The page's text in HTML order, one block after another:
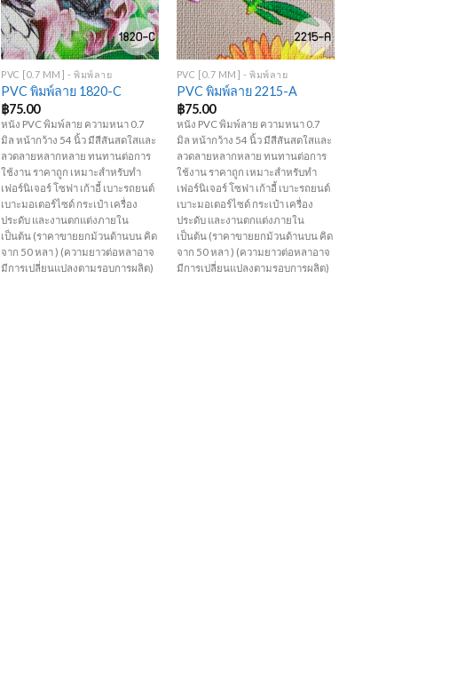
+
PVC [0.7 MM] - พิมพ์ลาย
PVC พิมพ์ลาย 1820-C
฿75.00
หนัง PVC พิมพ์ลาย ความหนา 0.7
มิล หน้ากว้าง 54 นิ้ว มีสีสันสดใสและ
ลวดลายหลากหลาย ทนทานต่อการ
ใช้งาน ราคาถูก เหมาะสำหรับทำ
เฟอร์นิเจอร์ โซฟา เก้าอี้ เบาะรถยนต์
เบาะมอเตอร์ไซด์ กระเป๋า เครื่อง
ประดับ และงานตกแต่งภายใน
เป็นต้น (ราคาขายยกม้วนด้านบน คิด
จาก 50 หลา ) (ความยาวต่อหลาอาจ
มีการเปลี่ยนแปลงตามรอบการผลิต)
+
PVC [0.7 MM] - พิมพ์ลาย
PVC พิมพ์ลาย 2215-A
฿75.00
หนัง PVC พิมพ์ลาย ความหนา 0.7
มิล หน้ากว้าง 54 นิ้ว มีสีสันสดใสและ
ลวดลายหลากหลาย ทนทานต่อการ
ใช้งาน ราคาถูก เหมาะสำหรับทำ
เฟอร์นิเจอร์ โซฟา เก้าอี้ เบาะรถยนต์
เบาะมอเตอร์ไซด์ กระเป๋า เครื่อง
ประดับ และงานตกแต่งภายใน
เป็นต้น (ราคาขายยกม้วนด้านบน คิด
จาก 50 หลา ) (ความยาวต่อหลาอาจ
มีการเปลี่ยนแปลงตามรอบการผลิต)